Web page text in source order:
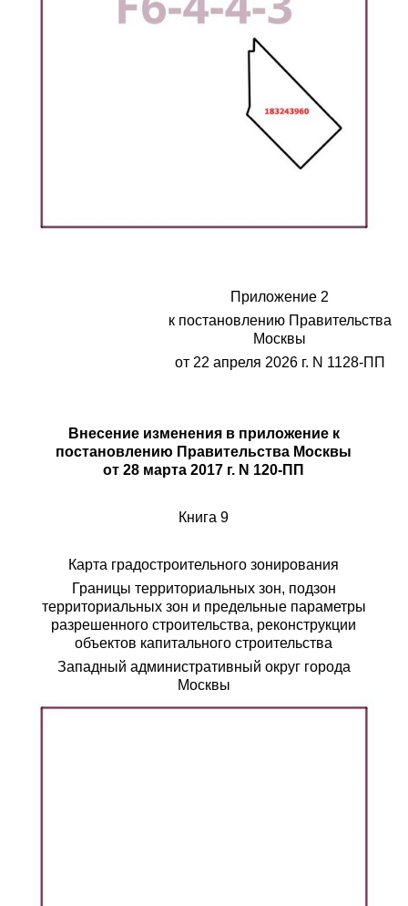
Приложение 2
к постановлению Правительства
Москвы
от 22 апреля 2026 г. N 1128-ПП
Внесение изменения в приложение к
постановлению Правительства Москвы
от 28 марта 2017 г. N 120-ПП
Книга 9
Карта градостроительного зонирования
Границы территориальных зон, подзон
территориальных зон и предельные параметры
разрешенного строительства, реконструкции
объектов капитального строительства
Западный административный округ города
Москвы